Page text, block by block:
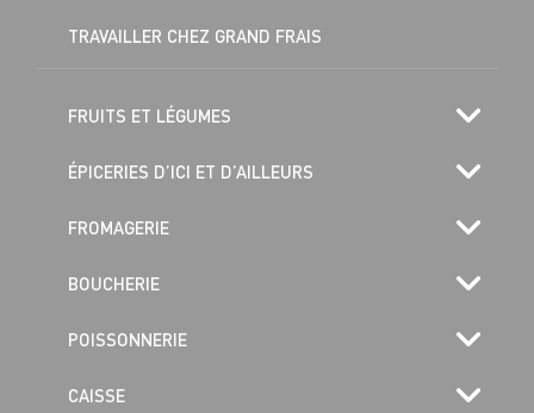
TRAVAILLER CHEZ GRAND FRAIS
FRUITS ET LÉGUMES
ÉPICERIES D’ICI ET D’AILLEURS
FROMAGERIE
BOUCHERIE
POISSONNERIE
CAISSE